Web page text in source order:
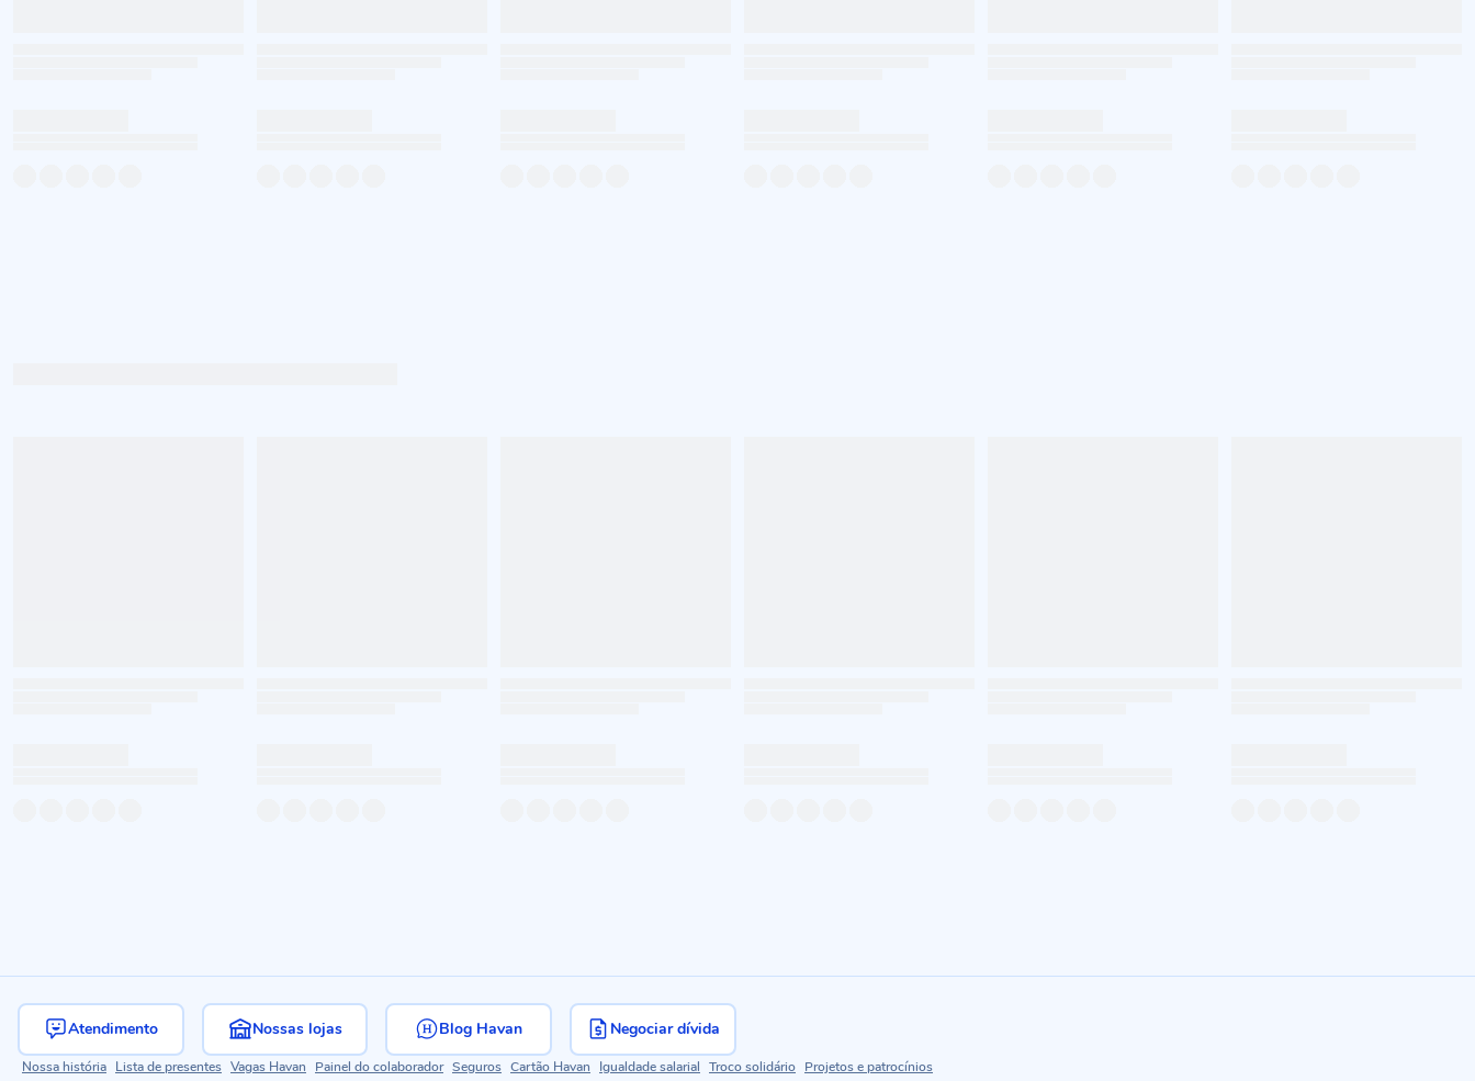
Atendimento Nossas lojas Blog Havan Negociar dívida
Nossa história Lista de presentes Vagas Havan Painel do colaborador Seguros Cartão Havan Igualdade salarial Troco solidário Projetos e patrocínios